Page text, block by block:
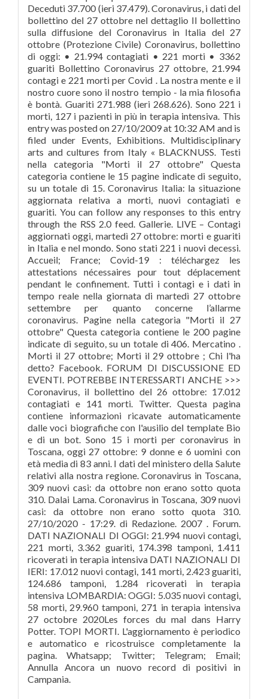
Deceduti 37.700 (ieri 37.479). Coronavirus, i dati del
bollettino del 27 ottobre nel dettaglio Il bollettino
sulla diffusione del Coronavirus in Italia del 27
ottobre (Protezione Civile) Coronavirus, bollettino
di oggi: • 21.994 contagiati • 221 morti • 3362
guariti Bollettino Coronavirus 27 ottobre, 21.994
contagi e 221 morti per Covid . La nostra mente e il
nostro cuore sono il nostro tempio - la mia filosofia
è bontà. Guariti 271.988 (ieri 268.626). Sono 221 i
morti, 127 i pazienti in più in terapia intensiva. This
entry was posted on 27/10/2009 at 10:32 AM and is
filed under Events, Exhibitions. Multidisciplinary
arts and cultures from Italy « BLACKNUSS. Testi
nella categoria "Morti il 27 ottobre" Questa
categoria contiene le 15 pagine indicate di seguito,
su un totale di 15. Coronavirus Italia: la situazione
aggiornata relativa a morti, nuovi contagiati e
guariti. You can follow any responses to this entry
through the RSS 2.0 feed. Gallerie. LIVE – Contagi
aggiornati oggi, martedì 27 ottobre: morti e guariti
in Italia e nel mondo. Sono stati 221 i nuovi decessi.
Accueil; France; Covid-19 : téléchargez les
attestations nécessaires pour tout déplacement
pendant le confinement. Tutti i contagi e i dati in
tempo reale nella giornata di martedì 27 ottobre
settembre per quanto concerne l’allarme
coronavirus. Pagine nella categoria "Morti il 27
ottobre" Questa categoria contiene le 200 pagine
indicate di seguito, su un totale di 406. Mercatino .
Morti il 27 ottobre; Morti il 29 ottobre ; Chi l'ha
detto? Facebook. FORUM DI DISCUSSIONE ED
EVENTI. POTREBBE INTERESSARTI ANCHE >>>
Coronavirus, il bollettino del 26 ottobre: 17.012
contagiati e 141 morti. Twitter. Questa pagina
contiene informazioni ricavate automaticamente
dalle voci biografiche con l'ausilio del template Bio
e di un bot. Sono 15 i morti per coronavirus in
Toscana, oggi 27 ottobre: 9 donne e 6 uomini con
età media di 83 anni. I dati del ministero della Salute
relativi alla nostra regione. Coronavirus in Toscana,
309 nuovi casi: da ottobre non erano sotto quota
310. Dalai Lama. Coronavirus in Toscana, 309 nuovi
casi: da ottobre non erano sotto quota 310.
27/10/2020 - 17:29. di Redazione. 2007 . Forum.
DATI NAZIONALI DI OGGI: 21.994 nuovi contagi,
221 morti, 3.362 guariti, 174.398 tamponi, 1.411
ricoverati in terapia intensiva DATI NAZIONALI DI
IERI: 17.012 nuovi contagi, 141 morti, 2.423 guariti,
124.686 tamponi, 1.284 ricoverati in terapia
intensiva LOMBARDIA: OGGI: 5.035 nuovi contagi,
58 morti, 29.960 tamponi, 271 in terapia intensiva
27 octobre 2020Les forces du mal dans Harry
Potter. TOPI MORTI. L'aggiornamento è periodico
e automatico e ricostruisce completamente la
pagina. Whatsapp; Twitter; Telegram; Email;
Annulla Ancora un nuovo record di positivi in
Campania.